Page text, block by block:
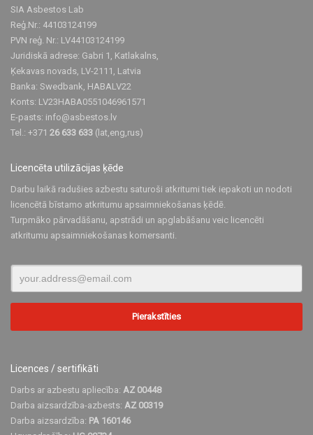
SIA Asbestos Lab
Reģ.Nr.: 44103124199
PVN reģ. Nr.: LV44103124199
Juridiskā adrese: Gabri 1, Katlakalns,
Ķekavas novads, LV-2111, Latvia
Banka: Swedbank, HABALV22
Konts: LV23HABA0551046961571
E-pasts: info@asbestos.lv
Tel.: +371 26 633 633 (lat,eng,rus)
Licencēta utilizācijas ķēde
Darbu laikā radušies azbestu saturoši atkritumi tiek iepakoti un nodoti
licencētā bīstamo atkritumu apsaimniekošanas ķēdē.
Turpmāko pārvadāšanu, apstrādi un apglabāšanu veic licencēti
atkritumu apsaimniekošanas komersanti.
Licences / sertifikāti
Darbs ar azbestu apliecība: AZ 00448
Darba aizsardzība-azbests: AZ 00319
Darba aizsardzība: PA 160146